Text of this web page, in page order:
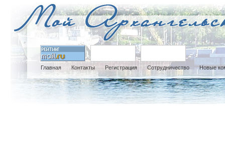
Главная Контакты Регистрация Сотрудничество Новые